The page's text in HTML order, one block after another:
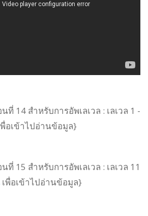
ที่ 14 สำหรับการอัพเลเวล : เลเวล 1 -
พื่อเข้าไปอ่านข้อมูล}
ที่ 15 สำหรับการอัพเลเวล : เลเวล 11
เพื่อเข้าไปอ่านข้อมูล}